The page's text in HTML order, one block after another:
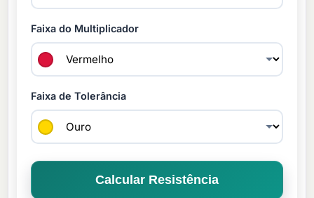
Faixa do Multiplicador
Faixa de Tolerância
Calcular Resistência